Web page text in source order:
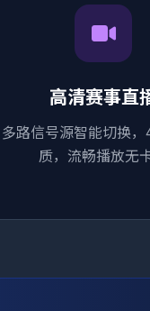
高清赛事直
多路信号源智能切换
质，流畅播放无